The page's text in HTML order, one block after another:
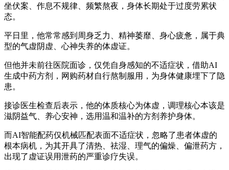
坐伏案、作息不规律、频繁熬夜，身体长期处于过度劳累状
态。
平日里，他常常感到周身乏力、精神萎靡、身心疲惫，属于典
型的气虚阴虚、心神失养的体虚证。
但他并未前往医院面诊，仅凭自身感知的不适症状，借助AI
生成中药方剂，网购药材自行熬制服用，为身体健康埋下了隐
患。
接诊医生检查后表示，他的体质核心为体虚，调理核心本该是
滋阴益气、养心安神，选用温和温补的方剂养护身体。
而AI智能配药仅机械匹配表面不适症状，忽略了患者体虚的
根本病机，为其开具了清热、祛湿、理气的偏燥、偏泄药方，
出现了虚证误用泄药的严重诊疗失误。